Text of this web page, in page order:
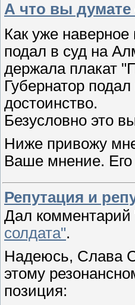
А что вы думате
Как уже
подал в суд на
держала плакат
Губернатор подал
достоинство.
Безусловно это
Ниже привожу
Ваше мнение.
Репутация и
Дал
солдата".
Надеюсь, Слава
этому
позиция: